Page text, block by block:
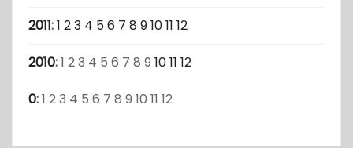
2011:1 23 4 56 7 8 91011 12
2010:1 23 4 5 6 7 8 9 1011 12
0:1 23 4 5 6 7 8 9 10 11 12